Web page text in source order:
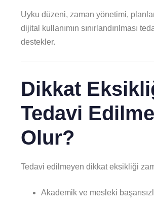
Uyku düzeni, zaman yönetimi,
dijital kullanımın sınırlandırılması
destekler.
Dikkat
Tedavi
Olur?
Tedavi edilmeyen dikkat eksikliği
Akademik ve mesleki